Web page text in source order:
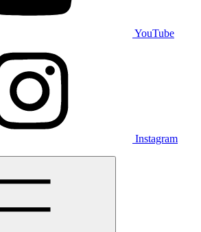
YouTube
Instagram